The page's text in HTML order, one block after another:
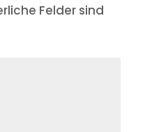
Felder sind